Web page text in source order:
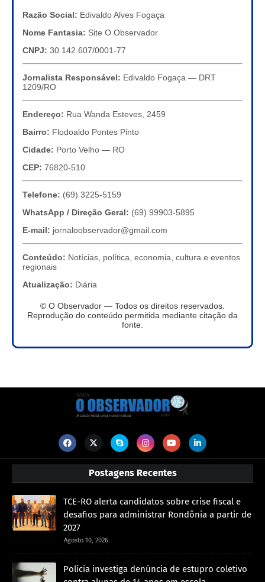
Razão Social: Edivaldo Alves Fogaça
Nome Fantasia: Site O Observador
CNPJ: 30.142.607/0001-77
Jornalista Responsável: Edivaldo Fogaça — DRT
1209/RO
Endereço: Rua Wanda Esteves, 2459
Bairro: Flodoaldo Pontes Pinto
Cidade: Porto Velho — RO
CEP: 76820-510
Telefone: (69) 3225-5159
WhatsApp / Direção Geral: (69) 99903-5895
E-mail: jornaloobservador@gmail.com
Conteúdo: Notícias, política, economia, cultura e eventos
regionais
Atualização: Diária
© O Observador — Todos os direitos reservados.
Reprodução do conteúdo permitida mediante citação da
fonte.
Postagens Recentes
TCE-RO alerta candidatos sobre crise fiscal e
desafios para administrar Rondônia a partir de
2027
Agosto 10, 2026
Polícia investiga denúncia de estupro coletivo